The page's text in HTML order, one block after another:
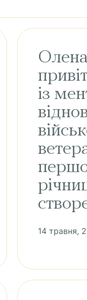
із
14 травня,